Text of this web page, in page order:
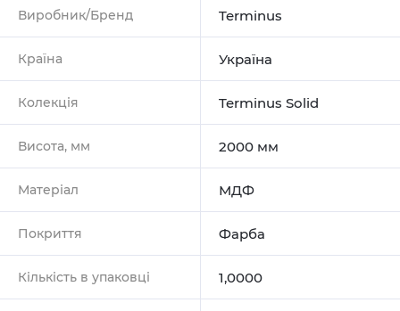
Виробник/Бренд Terminus
Країна Україна
Колекція Terminus Solid
Висота, мм 2000 мм
Матеріал МДФ
Покриття Фарба
Кількість в упаковці 1,0000